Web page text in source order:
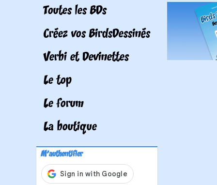
Toutes les BDs
Créez vos BirdsDessinés
Verbi et Devinettes
Le top
Le forum
La boutique
M'authentifier